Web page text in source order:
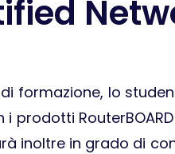
formazione, lo
prodotti
inoltre in grado di